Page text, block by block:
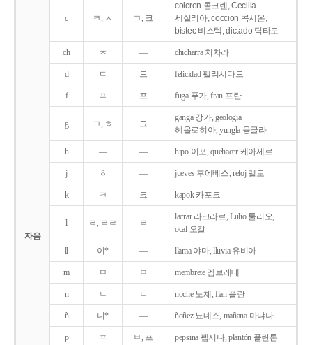
자음
c ㅋ, ㅅ ㄱ, 크
colcren 콜크렌, Cecilia
세실리아, coccion 콕시온,
bistec 비스텍, dictado 딕타도
ch ㅊ ― chicharra 치차라
d ㄷ 드 felicidad 펠리시다드
f ㅍ 프 fuga 푸가, fran 프란
g ㄱ, ㅎ 그
ganga 강가, geologia
헤올로히아, yungla 융글라
h ― ― hipo 이포, quehacer 케아세르
j ㅎ ― jueves 후에베스, reloj 렐로
k ㅋ 크 kapok 카포크
l ㄹ, ㄹㄹ ㄹ
lacrar 라크라르, Lulio 룰리오,
ocal 오칼
ll 이* ― llama 야마, lluvia 유비아
m ㅁ ㅁ membrete 멤브레테
n ㄴ ㄴ noche 노체, flan 플란
ñ 니* ― ñoñez 뇨녜스, mañana 마냐나
p ㅍ ㅂ, 프 pepsina 펩시나, plantón 플란톤